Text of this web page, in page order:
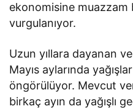
ekonomisine muazzam
vurgulanıyor.
Uzun yıllara dayanan
Mayıs aylarında
öngörülüyor. Mevcut
birkaç ayın da yağışlı